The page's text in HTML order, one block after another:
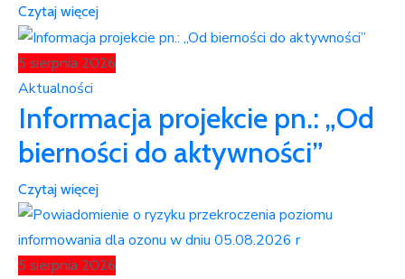
Czytaj więcej
5 sierpnia 2026
Aktualności
Informacja projekcie pn.: „Od
bierności do aktywności”
Czytaj więcej
5 sierpnia 2026